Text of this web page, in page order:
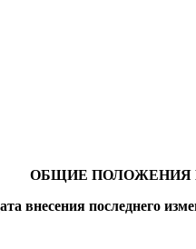
ОБЩИЕ ПОЛОЖЕНИЯ
внесения последнего